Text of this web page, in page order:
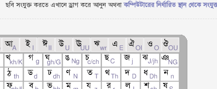
ছবি সংযুক্ত করতে এখানে ড্রাগ করে আনুন অথবাকম্পিউটারের নির্ধারিত স্থান থেকে